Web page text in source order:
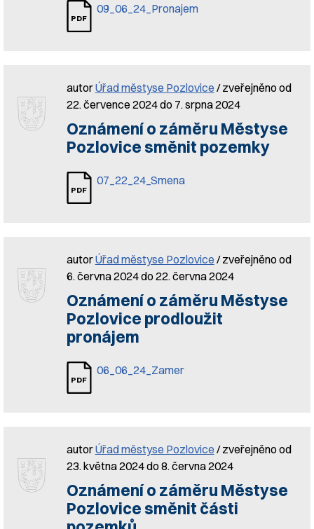
09_06_24_Pronajem
autorÚřad městyse Pozlovice / zveřejněno od
22. července 2024 do 7. srpna 2024
Oznámení o záměru Městyse
Pozlovice směnit pozemky
07_22_24_Smena
autorÚřad městyse Pozlovice / zveřejněno od
6. června 2024 do 22. června 2024
Oznámení o záměru Městyse
Pozlovice prodloužit
pronájem
06_06_24_Zamer
autorÚřad městyse Pozlovice / zveřejněno od
23. května 2024 do 8. června 2024
Oznámení o záměru Městyse
Pozlovice směnit části